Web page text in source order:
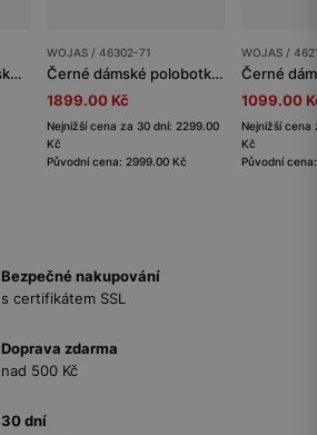
Černé šněrovací pánské boty z kombinovaných kůží
WOJAS / 46302-71
Černé dámské polobotky s ozdobným výřezem a mašlí
1899.00 Kč
Nejnižší cena za 30 dní: 2299.00
Kč
Původní cena: 2999.00 Kč
WOJAS /
1099.00
Nejnižší cena
Kč
Původní
Bezpečné nakupování
s certifikátem SSL
Doprava zdarma
nad 500 Kč
30 dní